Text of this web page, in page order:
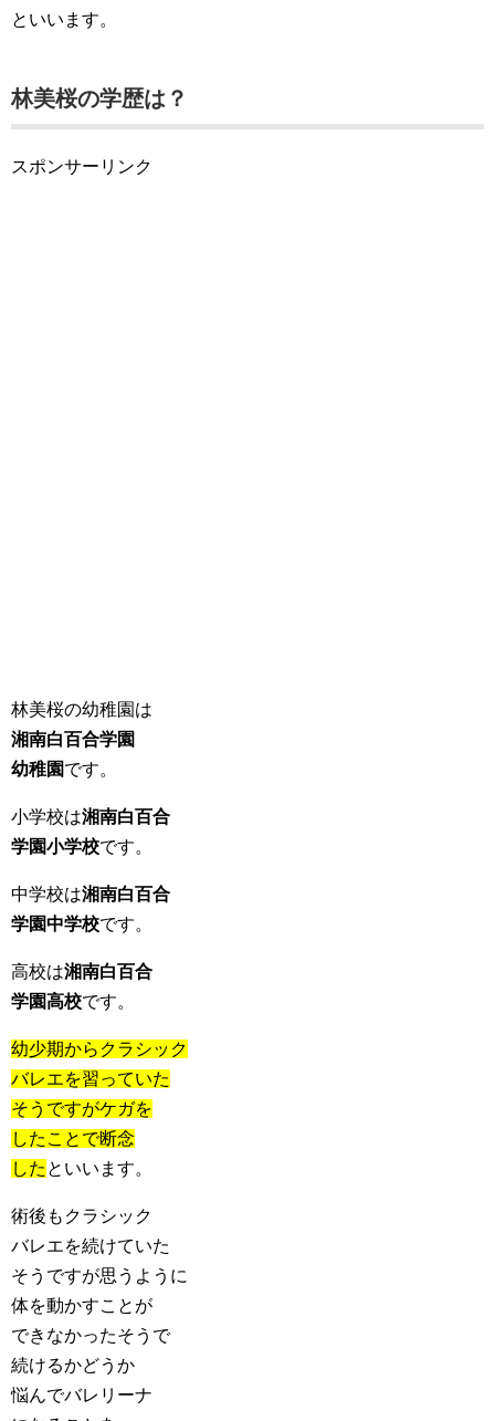
といいます。
林美桜の学歴は？
スポンサーリンク
林美桜の幼稚園は
湘南白百合学園
幼稚園です。
小学校は湘南白百合
学園小学校です。
中学校は湘南白百合
学園中学校です。
高校は湘南白百合
学園高校です。
幼少期からクラシック
バレエを習っていた
そうですがケガを
したことで断念
した といいます。
術後もクラシック
バレエを続けていた
そうですが思うように
体を動かすことが
できなかったそうで
続けるかどうか
悩んでバレリーナ